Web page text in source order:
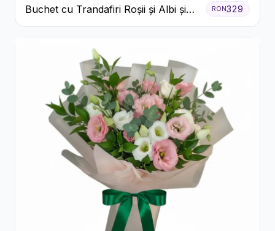
Buchet cu Trandafiri Roșii și Albi și
Gypsophila
RON329